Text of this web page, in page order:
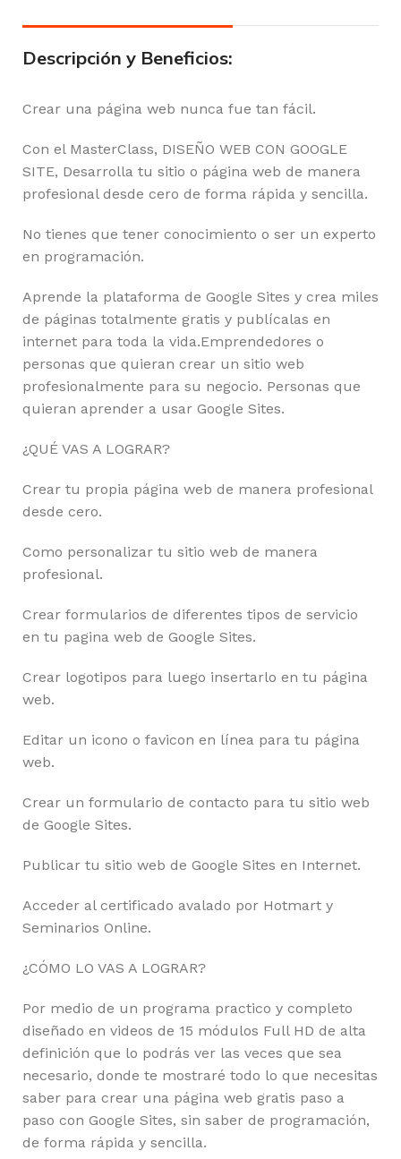
Descripción y Beneficios:
Crear una página web nunca fue tan fácil.
Con el MasterClass, DISEÑO WEB CON GOOGLE
SITE, Desarrolla tu sitio o página web de manera
profesional desde cero de forma rápida y sencilla.
No tienes que tener conocimiento o ser un experto
en programación.
Aprende la plataforma de Google Sites y crea miles
de páginas totalmente gratis y publícalas en
internet para toda la vida.Emprendedores o
personas que quieran crear un sitio web
profesionalmente para su negocio. Personas que
quieran aprender a usar Google Sites.
¿QUÉ VAS A LOGRAR?
Crear tu propia página web de manera profesional
desde cero.
Como personalizar tu sitio web de manera
profesional.
Crear formularios de diferentes tipos de servicio
en tu pagina web de Google Sites.
Crear logotipos para luego insertarlo en tu página
web.
Editar un icono o favicon en línea para tu página
web.
Crear un formulario de contacto para tu sitio web
de Google Sites.
Publicar tu sitio web de Google Sites en Internet.
Acceder al certificado avalado por Hotmart y
Seminarios Online.
¿CÓMO LO VAS A LOGRAR?
Por medio de un programa practico y completo
diseñado en videos de 15 módulos Full HD de alta
definición que lo podrás ver las veces que sea
necesario, donde te mostraré todo lo que necesitas
saber para crear una página web gratis paso a
paso con Google Sites, sin saber de programación,
de forma rápida y sencilla.